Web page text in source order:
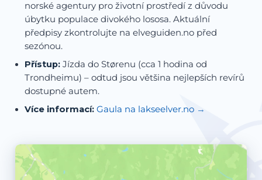
norské agentury pro životní prostředí z důvodu
úbytku populace divokého lososa. Aktuální
předpisy zkontrolujte na elveguiden.no před
sezónou.
Přístup: Jízda do Størenu (cca 1 hodina od
Trondheimu) – odtud jsou většina nejlepších revírů
dostupné autem.
Více informací: Gaula na lakseelver.no